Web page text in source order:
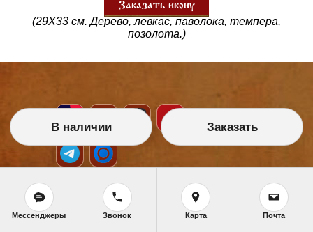
Заказать икону
(29Х33 см. Дерево, левкас, паволока, темпера,
позолота.)
НАШИ УСЛУГИ
В наличии Заказать
Мессенджеры Звонок Карта Почта